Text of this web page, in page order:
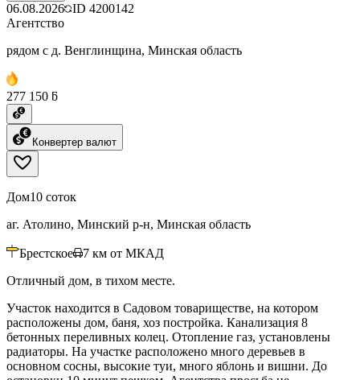
06.08.2026 ID 4200142
Агентство
рядом с д. Венглинщина, Минская область
277 150 ƃ
Конвертер валют
Дом10 соток
аг. Атолино, Минский р-н, Минская область
Брестское 7 км от МКАД
Отличный дом, в тихом месте.
Участок находится в Садовом товариществе, на котором
расположены дом, баня, хоз постройка. Канализация 8
бетонных переливных колец. Отопление газ, установлены
радиаторы. На участке расположено много деревьев в
основном сосны, высокие туи, много яблонь и вишни. До